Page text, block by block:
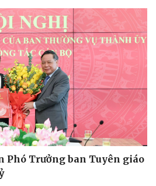
Phó Trưởng ban Tuyên giáo